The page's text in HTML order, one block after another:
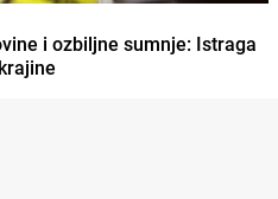
i ozbiljne sumnje: Istraga